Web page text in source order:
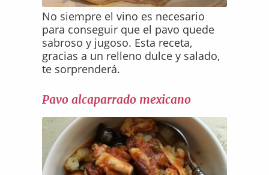
No siempre el vino es necesario
para conseguir que el pavo quede
sabroso y jugoso. Esta receta,
gracias a un relleno dulce y salado,
te sorprenderá.
Pavo alcaparrado mexicano